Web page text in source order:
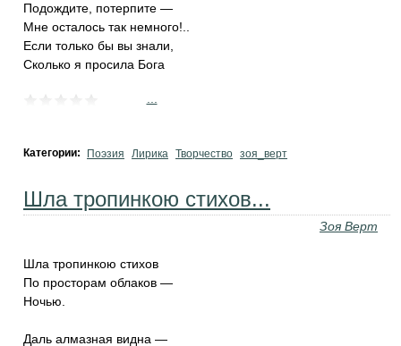
Подождите, потерпите —
Мне осталось так немного!..
Если только бы вы знали,
Сколько я просила Бога
Категории: Поэзия Лирика Творчество зоя_верт
Шла тропинкою стихов...
Зоя Верт
Шла тропинкою стихов
По просторам облаков —
Ночью.
Даль алмазная видна —